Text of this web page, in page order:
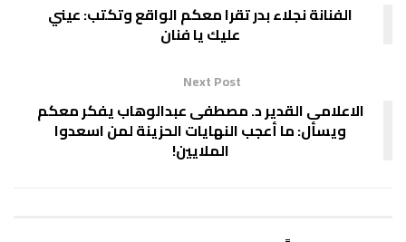
الفنانة نجلاء بدر تقرا معكم الواقع وتكتب: عيني
عليك يا فنان
Next Post
الاعلامى القدير د. مصطفى عبدالوهاب يفكر معكم
ويسأل: ما أعجب النهايات الحزينة لمن اسعدوا
الملايين!